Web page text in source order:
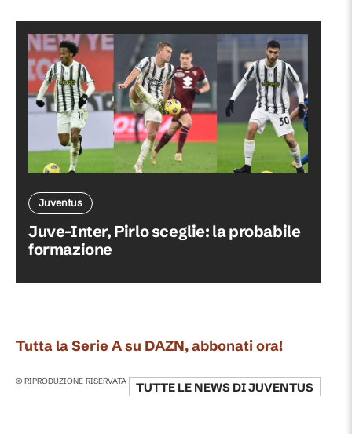
Juventus
Juve-Inter, Pirlo sceglie: la probabile
formazione
Tutta la Serie A su DAZN, abbonati ora!
© RIPRODUZIONE RISERVATA TUTTE LE NEWS DIJUVENTUS